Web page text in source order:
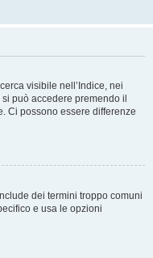
visibile nell’Indice, nei
può accedere premendo il
Ci possono essere differenze
dei termini troppo comuni
e usa le opzioni